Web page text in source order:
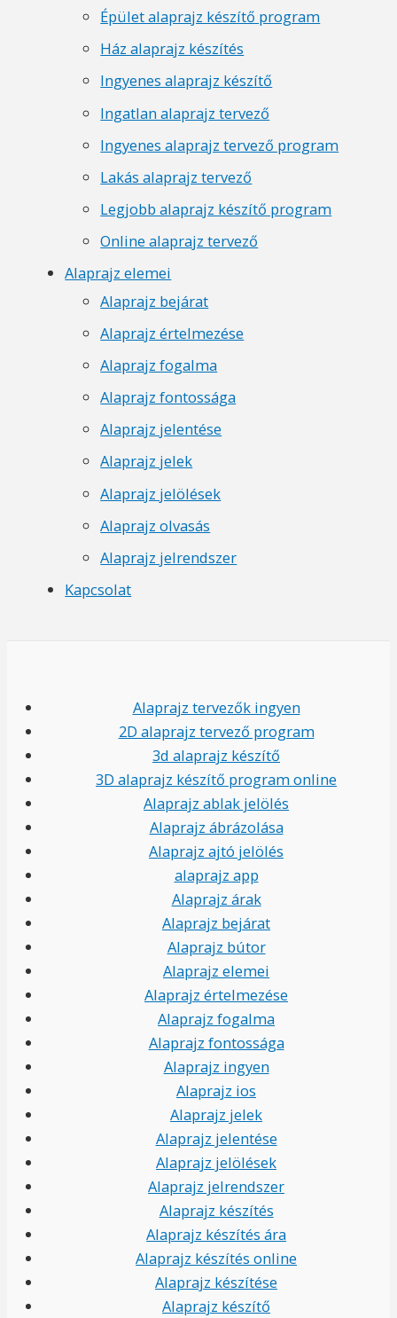
Épület alaprajz készítő program
Ház alaprajz készítés
Ingyenes alaprajz készítő
Ingatlan alaprajz tervező
Ingyenes alaprajz tervező program
Lakás alaprajz tervező
Legjobb alaprajz készítő program
Online alaprajz tervező
Alaprajz elemei
Alaprajz bejárat
Alaprajz értelmezése
Alaprajz fogalma
Alaprajz fontossága
Alaprajz jelentése
Alaprajz jelek
Alaprajz jelölések
Alaprajz olvasás
Alaprajz jelrendszer
Kapcsolat
Alaprajz tervezők ingyen
2D alaprajz tervező program
3d alaprajz készítő
3D alaprajz készítő program online
Alaprajz ablak jelölés
Alaprajz ábrázolása
Alaprajz ajtó jelölés
alaprajz app
Alaprajz árak
Alaprajz bejárat
Alaprajz bútor
Alaprajz elemei
Alaprajz értelmezése
Alaprajz fogalma
Alaprajz fontossága
Alaprajz ingyen
Alaprajz ios
Alaprajz jelek
Alaprajz jelentése
Alaprajz jelölések
Alaprajz jelrendszer
Alaprajz készítés
Alaprajz készítés ára
Alaprajz készítés online
Alaprajz készítése
Alaprajz készítő